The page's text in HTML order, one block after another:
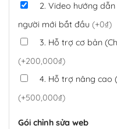
2. Video hướng
người mới bắt đầu (+0₫)
3. Hỗ trợ cơ bản
(+200,000₫)
4. Hỗ trợ nâng cao
(+500,000₫)
Gói chỉnh sửa web